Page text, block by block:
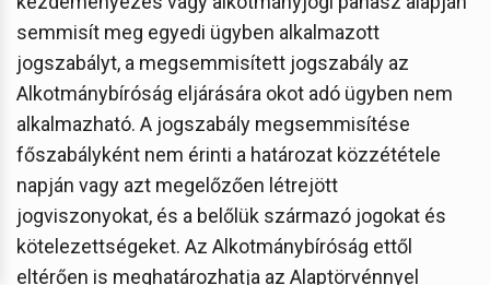
semmisít meg egyedi ügyben alkalmazott
jogszabályt, a megsemmisített jogszabály az
Alkotmánybíróság eljárására okot adó ügyben nem
alkalmazható. A jogszabály megsemmisítése
főszabályként nem érinti a határozat közzététele
napján vagy azt megelőzően létrejött
jogviszonyokat, és a belőlük származó jogokat és
kötelezettségeket. Az Alkotmánybíróság ettől
eltérően is meghatározhatja az Alaptörvénnyel